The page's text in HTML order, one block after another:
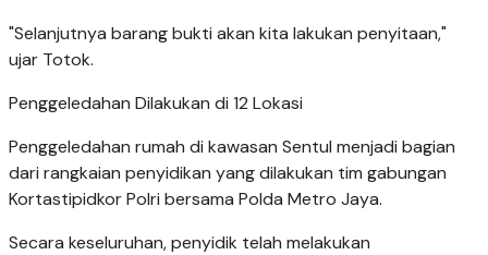
"Selanjutnya barang bukti akan kita lakukan penyitaan,"
ujar Totok.
Penggeledahan Dilakukan di 12 Lokasi
Penggeledahan rumah di kawasan Sentul menjadi bagian
dari rangkaian penyidikan yang dilakukan tim gabungan
Kortastipidkor Polri bersama Polda Metro Jaya.
Secara keseluruhan, penyidik telah melakukan